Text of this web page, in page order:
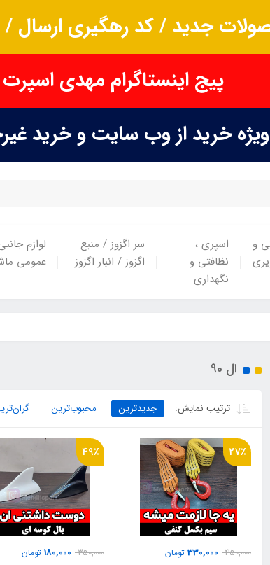
جدید / کد رهگیری ارسال /
پیج اینستاگرام مهدی اسپرت
خرید از وب سایت و خرید
و
اسپری ،
نظافتی و
نگهداری
سر اگزوز / منبع
اگزوز / انبار اگزوز
لوازم
عمومی
ال 90
ترتیب نمایش: جدیدترین محبوب‌ترین
27٪
450,000
330,000 تومان
49٪
350,000
180,000 تومان